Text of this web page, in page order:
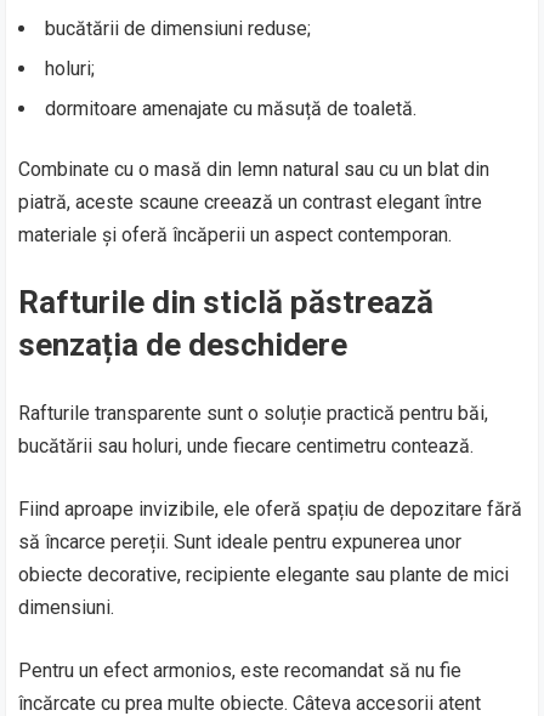
bucătării de dimensiuni reduse;
holuri;
dormitoare amenajate cu măsuță de toaletă.
Combinate cu o masă din lemn natural sau cu un blat din
piatră, aceste scaune creează un contrast elegant între
materiale și oferă încăperii un aspect contemporan.
Rafturile din sticlă păstrează
senzația de deschidere
Rafturile transparente sunt o soluție practică pentru băi,
bucătării sau holuri, unde fiecare centimetru contează.
Fiind aproape invizibile, ele oferă spațiu de depozitare fără
să încarce pereții. Sunt ideale pentru expunerea unor
obiecte decorative, recipiente elegante sau plante de mici
dimensiuni.
Pentru un efect armonios, este recomandat să nu fie
încărcate cu prea multe obiecte. Câteva accesorii atent